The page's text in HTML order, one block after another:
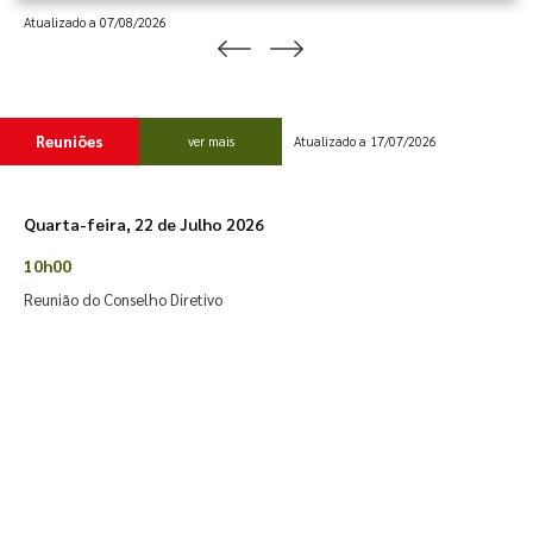
Atualizado a 07/08/2026
Reuniões ver mais Atualizado a 17/07/2026
Quarta-feira, 22 de Julho 2026
10h00
Reunião do Conselho Diretivo